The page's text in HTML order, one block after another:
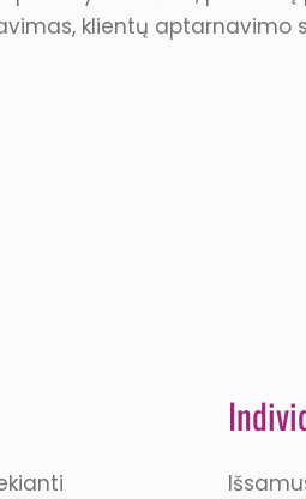
klientų aptarnavimo